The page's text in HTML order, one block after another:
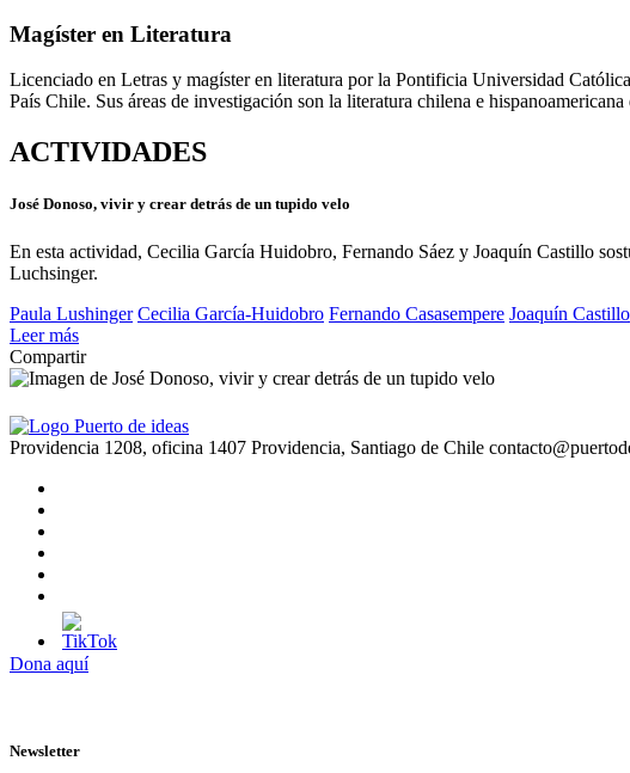
Magíster en Literatura
Licenciado en Letras y magíster en literatura por la Pontificia Universidad
País Chile. Sus áreas de investigación son la literatura chilena e
ACTIVIDADES
José Donoso, vivir y crear detrás de un tupido velo
En esta actividad, Cecilia García Huidobro, Fernando Sáez y Joaquín Castillo
Luchsinger.
Paula Lushinger Cecilia García-Huidobro Fernando Casasempere Joaquín Castillo
Leer más
Compartir
Providencia 1208, oficina 1407 Providencia, Santiago de Chile
Dona aquí
Newsletter